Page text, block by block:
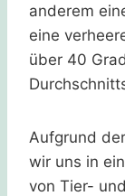
anderem
eine
über 40
Aufgrund
wir uns in
von Tier-